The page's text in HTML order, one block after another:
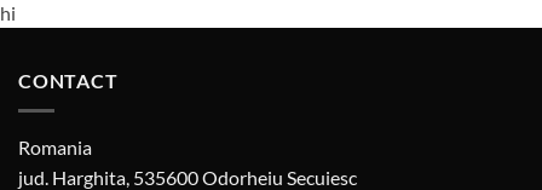
hi
CONTACT
Romania
jud. Harghita, 535600 Odorheiu Secuiesc